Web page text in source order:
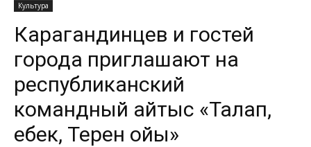
Культура
Карагандинцев и гостей
города приглашают на
республиканский
командный айтыс «Талап,
еңбек, Терен ойы»